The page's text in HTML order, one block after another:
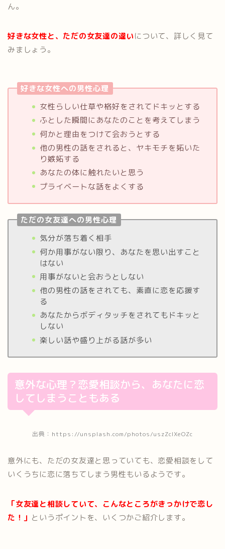
ん。
好きな女性と、ただの女友達の違いについて、詳しく見て
みましょう。
好きな女性への男性心理
女性らしい仕草や格好をされてドキッとする
ふとした瞬間にあなたのことを考えてしまう
何かと理由をつけて会おうとする
他の男性の話をされると、ヤキモチを妬いた
り嫉妬する
あなたの体に触れたいと思う
プライベートな話をよくする
ただの女友達への男性心理
気分が落ち着く相手
何か用事がない限り、あなたを思い出すこと
はない
用事がないと会おうとしない
他の男性の話をされても、素直に恋を応援す
る
あなたからボディタッチをされてもドキッと
しない
楽しい話や盛り上がる話が多い
意外な心理？恋愛相談から、あなたに恋
してしまうこともある
出典：https://unsplash.com/photos/uszZcIXeOZc
意外にも、ただの女友達と思っていても、恋愛相談をして
いくうちに恋に落ちてしまう男性もいるようです。
「女友達と相談していて、こんなところがきっかけで恋し
た！」 というポイントを、いくつかご紹介します。